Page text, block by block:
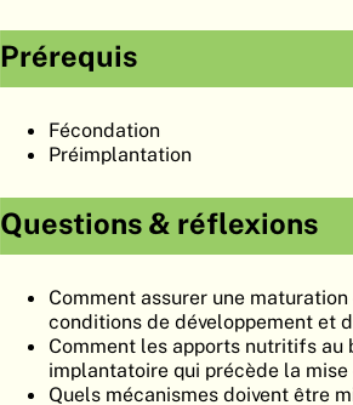
Prérequis
Fécondation
Préimplantation
Questions & réflexions
Comment assurer une
conditions de développement et
Comment les apports nutritifs au
implantatoire qui précède la
Quels mécanismes doivent être